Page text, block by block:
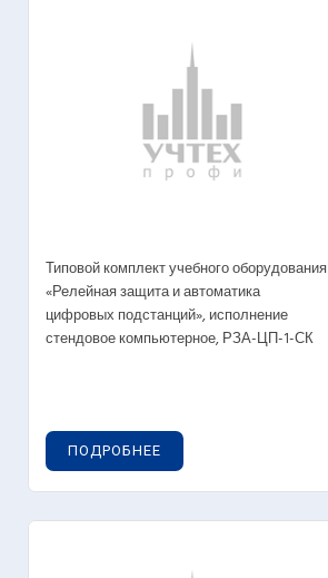
Типовой комплект учебного оборудования
«Релейная защита и автоматика
цифровых подстанций», исполнение
стендовое компьютерное, РЗА-ЦП-1-СК
ПОДРОБНЕЕ